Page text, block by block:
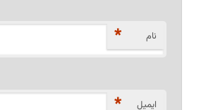
نام *
ایمیل *